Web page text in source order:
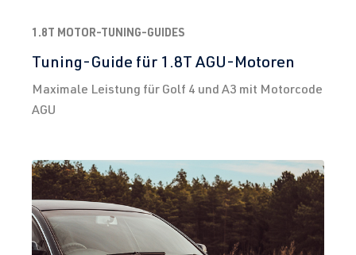
1.8T MOTOR-TUNING-GUIDES
Tuning-Guide für 1.8T AGU-Motoren
Maximale Leistung für Golf 4 und A3 mit Motorcode
AGU